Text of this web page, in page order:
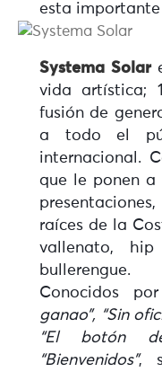
esta
Systema Solar
vida artística;
fusión de
a todo el
internacional.
que le ponen a
raíces de la
vallenato,
bullerengue.
Conocidos
ganao”, “Sin
“El botón
“Bienvenidos”,